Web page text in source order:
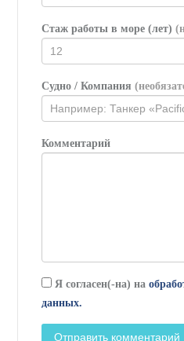
Стаж работы в море (лет)
Судно / Компания
Комментарий
Я согласен(-на) на
данных.